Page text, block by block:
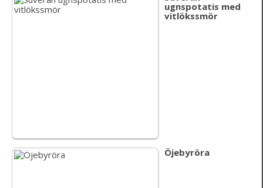
ugnspotatis med
vitlökssmör
Öjebyröra